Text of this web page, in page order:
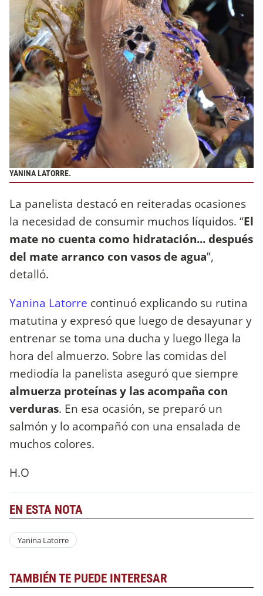
YANINA LATORRE.
La panelista destacó en reiteradas ocasiones
la necesidad de consumir muchos líquidos. “El
mate no cuenta como hidratación... después
del mate arranco con vasos de agua”,
detalló.
Yanina Latorre continuó explicando su rutina
matutina y expresó que luego de desayunar y
entrenar se toma una ducha y luego llega la
hora del almuerzo. Sobre las comidas del
mediodía la panelista aseguró que siempre
almuerza proteínas y las acompaña con
verduras. En esa ocasión, se preparó un
salmón y lo acompañó con una ensalada de
muchos colores.
H.O
EN ESTA NOTA
Yanina Latorre
TAMBIÉN TE PUEDE INTERESAR